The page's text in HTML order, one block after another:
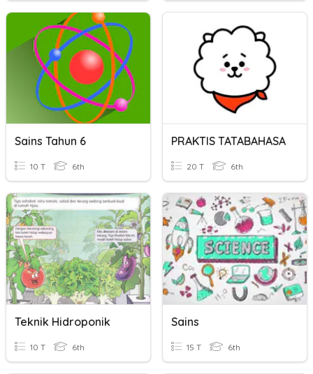
Sains Tahun 6
10 T 6th
PRAKTIS TATABAHASA
20 T 6th
Teknik Hidroponik
10 T 6th
Sains
15 T 6th